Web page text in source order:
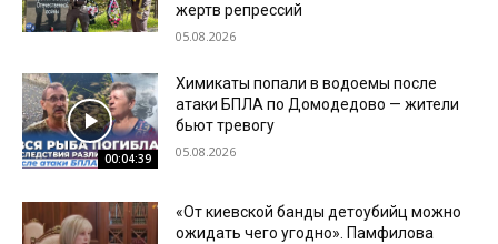
жертв репрессий
05.08.2026
00:04:39
Химикаты попали в водоемы после
атаки БПЛА по Домодедово — жители
бьют тревогу
05.08.2026
«От киевской банды детоубийц можно
ожидать чего угодно». Памфилова